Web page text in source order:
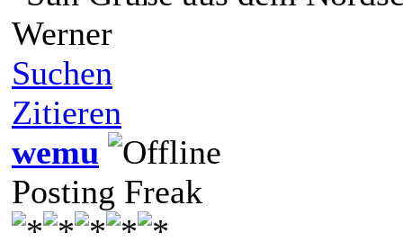
Werner
Suchen
Zitieren
wemu
Posting Freak